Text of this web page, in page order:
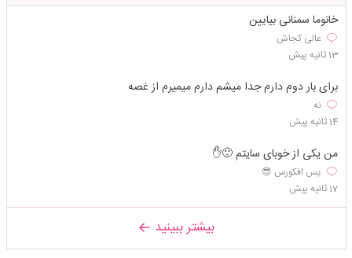
خانوما سمنانی بیایین
عالی کجاش
13 ثانیه پیش
برای بار دوم دارم جدا میشم دارم میمیرم از غصه
نه
14 ثانیه پیش
من یکی از خوبای سایتم 🙂✋️
یس افکورس 😎
17 ثانیه پیش
بیشتر ببینید